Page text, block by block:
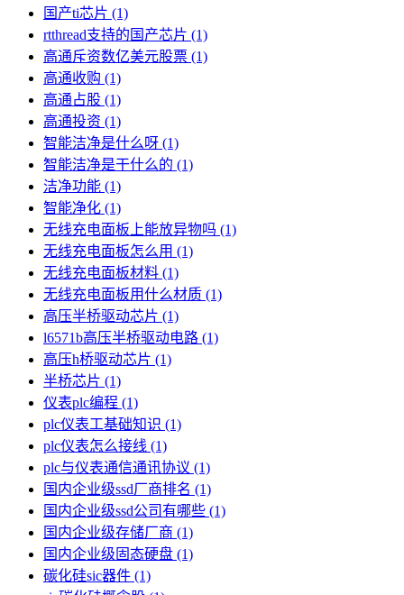
国产ti芯片 (1)
rtthread支持的国产芯片 (1)
高通斥资数亿美元股票 (1)
高通收购 (1)
高通占股 (1)
高通投资 (1)
智能洁净是什么呀 (1)
智能洁净是干什么的 (1)
洁净功能 (1)
智能净化 (1)
无线充电面板上能放异物吗 (1)
无线充电面板怎么用 (1)
无线充电面板材料 (1)
无线充电面板用什么材质 (1)
高压半桥驱动芯片 (1)
l6571b高压半桥驱动电路 (1)
高压h桥驱动芯片 (1)
半桥芯片 (1)
仪表plc编程 (1)
plc仪表工基础知识 (1)
plc仪表怎么接线 (1)
plc与仪表通信通讯协议 (1)
国内企业级ssd厂商排名 (1)
国内企业级ssd公司有哪些 (1)
国内企业级存储厂商 (1)
国内企业级固态硬盘 (1)
碳化硅sic器件 (1)